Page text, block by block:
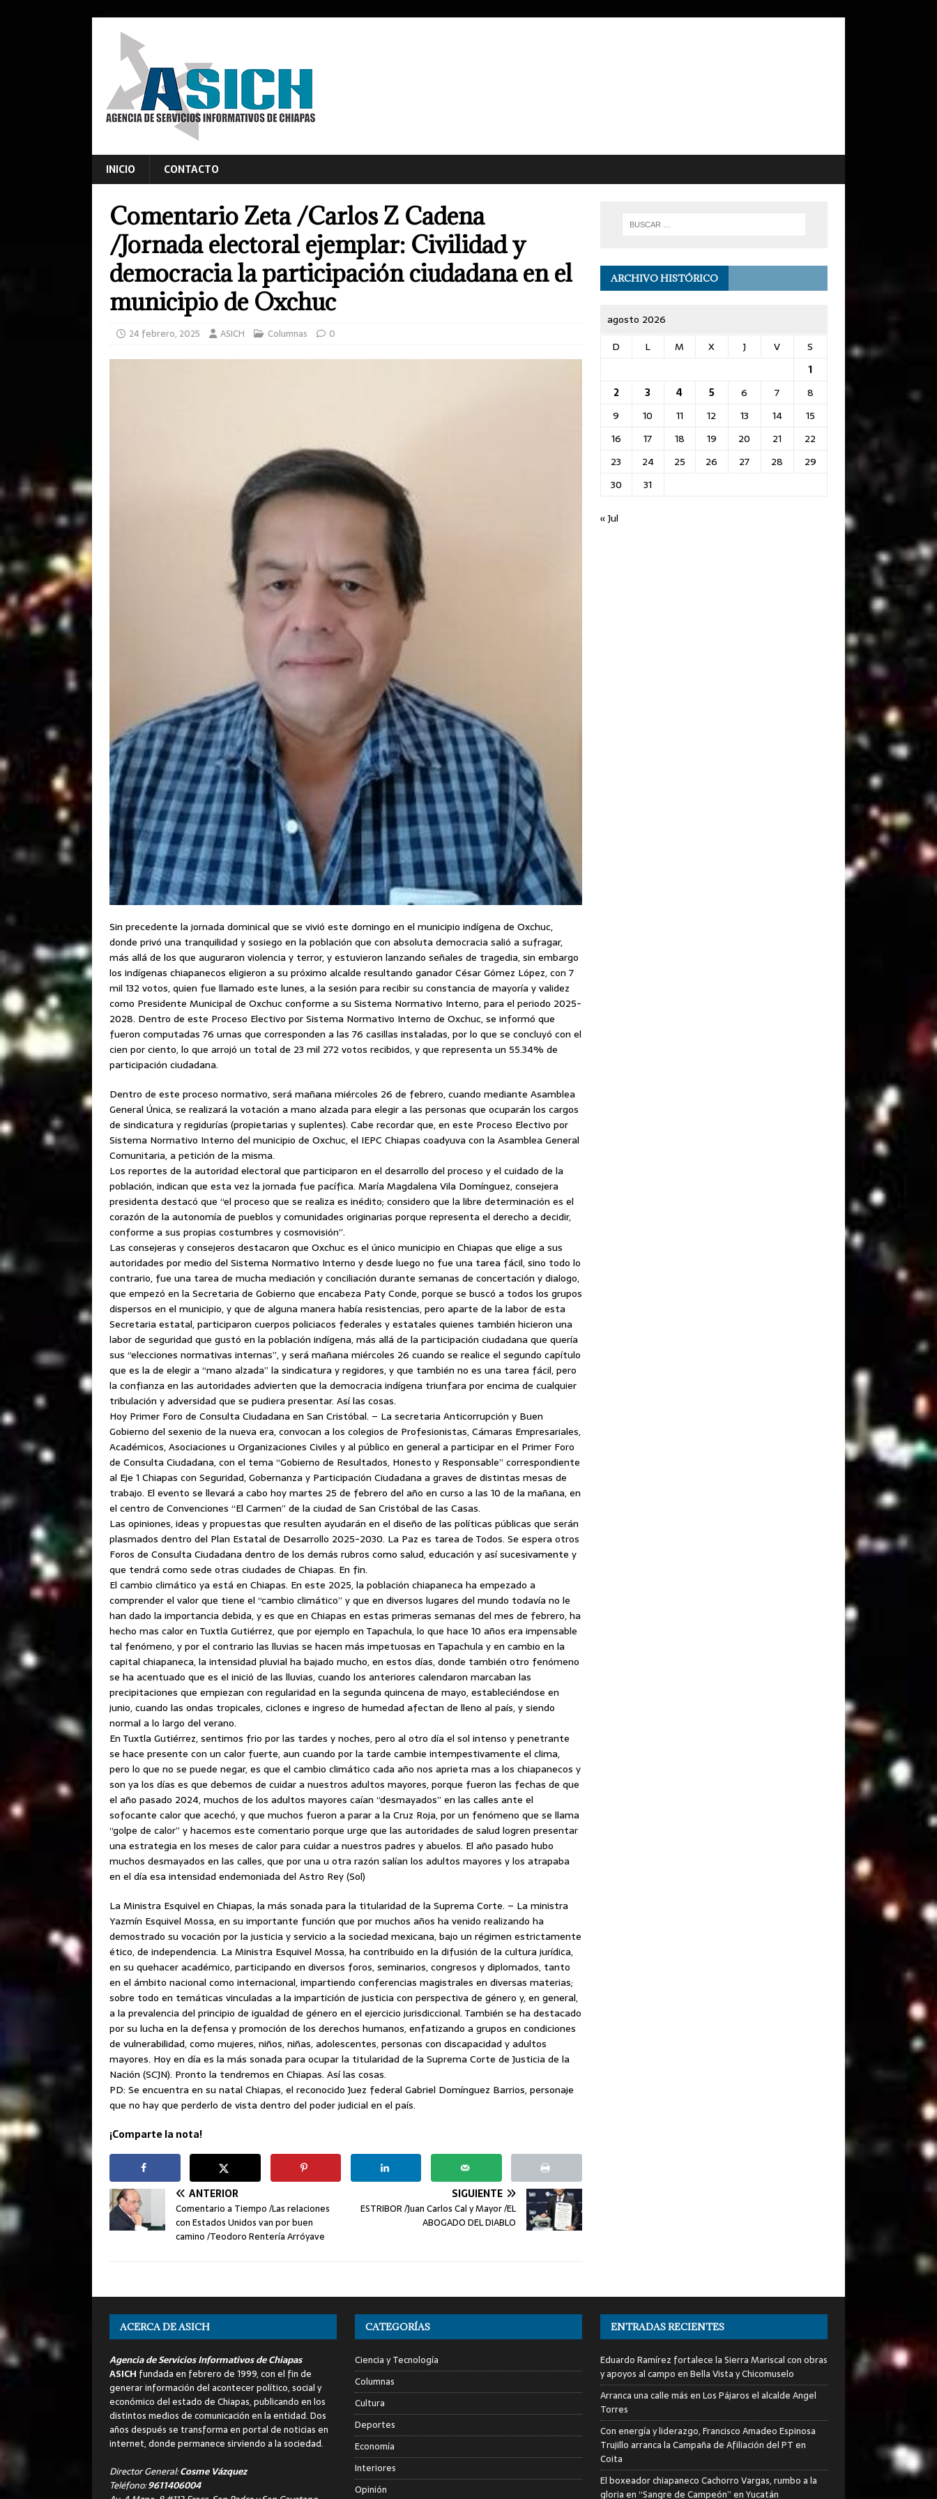
INICIO CONTACTO
Comentario Zeta /Carlos Z Cadena
/Jornada electoral ejemplar: Civilidad y
democracia la participación ciudadana en el
municipio de Oxchuc
24 febrero, 2025 ASICH Columnas 0
Sin precedente la jornada dominical que se vivió este domingo en el municipio indígena de Oxchuc,
donde privó una tranquilidad y sosiego en la población que con absoluta democracia salió a sufragar,
más allá de los que auguraron violencia y terror, y estuvieron lanzando señales de tragedia, sin embargo
los indígenas chiapanecos eligieron a su próximo alcalde resultando ganador César Gómez López, con 7
mil 132 votos, quien fue llamado este lunes, a la sesión para recibir su constancia de mayoría y validez
como Presidente Municipal de Oxchuc conforme a su Sistema Normativo Interno, para el periodo 2025-
2028. Dentro de este Proceso Electivo por Sistema Normativo Interno de Oxchuc, se informó que
fueron computadas 76 urnas que corresponden a las 76 casillas instaladas, por lo que se concluyó con el
cien por ciento, lo que arrojó un total de 23 mil 272 votos recibidos, y que representa un 55.34% de
participación ciudadana.
Dentro de este proceso normativo, será mañana miércoles 26 de febrero, cuando mediante Asamblea
General Única, se realizará la votación a mano alzada para elegir a las personas que ocuparán los cargos
de sindicatura y regidurías (propietarias y suplentes). Cabe recordar que, en este Proceso Electivo por
Sistema Normativo Interno del municipio de Oxchuc, el IEPC Chiapas coadyuva con la Asamblea General
Comunitaria, a petición de la misma.
Los reportes de la autoridad electoral que participaron en el desarrollo del proceso y el cuidado de la
población, indican que esta vez la jornada fue pacífica. María Magdalena Vila Domínguez, consejera
presidenta destacó que “el proceso que se realiza es inédito; considero que la libre determinación es el
corazón de la autonomía de pueblos y comunidades originarias porque representa el derecho a decidir,
conforme a sus propias costumbres y cosmovisión”.
Las consejeras y consejeros destacaron que Oxchuc es el único municipio en Chiapas que elige a sus
autoridades por medio del Sistema Normativo Interno y desde luego no fue una tarea fácil, sino todo lo
contrario, fue una tarea de mucha mediación y conciliación durante semanas de concertación y dialogo,
que empezó en la Secretaria de Gobierno que encabeza Paty Conde, porque se buscó a todos los grupos
dispersos en el municipio, y que de alguna manera había resistencias, pero aparte de la labor de esta
Secretaria estatal, participaron cuerpos policiacos federales y estatales quienes también hicieron una
labor de seguridad que gustó en la población indígena, más allá de la participación ciudadana que quería
sus “elecciones normativas internas”, y será mañana miércoles 26 cuando se realice el segundo capítulo
que es la de elegir a “mano alzada” la sindicatura y regidores, y que también no es una tarea fácil, pero
la confianza en las autoridades advierten que la democracia indígena triunfara por encima de cualquier
tribulación y adversidad que se pudiera presentar. Así las cosas.
Hoy Primer Foro de Consulta Ciudadana en San Cristóbal. – La secretaria Anticorrupción y Buen
Gobierno del sexenio de la nueva era, convocan a los colegios de Profesionistas, Cámaras Empresariales,
Académicos, Asociaciones u Organizaciones Civiles y al público en general a participar en el Primer Foro
de Consulta Ciudadana, con el tema “Gobierno de Resultados, Honesto y Responsable” correspondiente
al Eje 1 Chiapas con Seguridad, Gobernanza y Participación Ciudadana a graves de distintas mesas de
trabajo. El evento se llevará a cabo hoy martes 25 de febrero del año en curso a las 10 de la mañana, en
el centro de Convenciones “El Carmen” de la ciudad de San Cristóbal de las Casas.
Las opiniones, ideas y propuestas que resulten ayudarán en el diseño de las políticas públicas que serán
plasmados dentro del Plan Estatal de Desarrollo 2025-2030. La Paz es tarea de Todos. Se espera otros
Foros de Consulta Ciudadana dentro de los demás rubros como salud, educación y así sucesivamente y
que tendrá como sede otras ciudades de Chiapas. En fin.
El cambio climático ya está en Chiapas. En este 2025, la población chiapaneca ha empezado a
comprender el valor que tiene el “cambio climático” y que en diversos lugares del mundo todavía no le
han dado la importancia debida, y es que en Chiapas en estas primeras semanas del mes de febrero, ha
hecho mas calor en Tuxtla Gutiérrez, que por ejemplo en Tapachula, lo que hace 10 años era impensable
tal fenómeno, y por el contrario las lluvias se hacen más impetuosas en Tapachula y en cambio en la
capital chiapaneca, la intensidad pluvial ha bajado mucho, en estos días, donde también otro fenómeno
se ha acentuado que es el inició de las lluvias, cuando los anteriores calendaron marcaban las
precipitaciones que empiezan con regularidad en la segunda quincena de mayo, estableciéndose en
junio, cuando las ondas tropicales, ciclones e ingreso de humedad afectan de lleno al país, y siendo
normal a lo largo del verano.
En Tuxtla Gutiérrez, sentimos frio por las tardes y noches, pero al otro día el sol intenso y penetrante
se hace presente con un calor fuerte, aun cuando por la tarde cambie intempestivamente el clima,
pero lo que no se puede negar, es que el cambio climático cada año nos aprieta mas a los chiapanecos y
son ya los días es que debemos de cuidar a nuestros adultos mayores, porque fueron las fechas de que
el año pasado 2024, muchos de los adultos mayores caían “desmayados” en las calles ante el
sofocante calor que acechó, y que muchos fueron a parar a la Cruz Roja, por un fenómeno que se llama
“golpe de calor” y hacemos este comentario porque urge que las autoridades de salud logren presentar
una estrategia en los meses de calor para cuidar a nuestros padres y abuelos. El año pasado hubo
muchos desmayados en las calles, que por una u otra razón salían los adultos mayores y los atrapaba
en el día esa intensidad endemoniada del Astro Rey (Sol)
La Ministra Esquivel en Chiapas, la más sonada para la titularidad de la Suprema Corte. – La ministra
Yazmín Esquivel Mossa, en su importante función que por muchos años ha venido realizando ha
demostrado su vocación por la justicia y servicio a la sociedad mexicana, bajo un régimen estrictamente
ético, de independencia. La Ministra Esquivel Mossa, ha contribuido en la difusión de la cultura jurídica,
en su quehacer académico, participando en diversos foros, seminarios, congresos y diplomados, tanto
en el ámbito nacional como internacional, impartiendo conferencias magistrales en diversas materias;
sobre todo en temáticas vinculadas a la impartición de justicia con perspectiva de género y, en general,
a la prevalencia del principio de igualdad de género en el ejercicio jurisdiccional. También se ha destacado
por su lucha en la defensa y promoción de los derechos humanos, enfatizando a grupos en condiciones
de vulnerabilidad, como mujeres, niños, niñas, adolescentes, personas con discapacidad y adultos
mayores. Hoy en día es la más sonada para ocupar la titularidad de la Suprema Corte de Justicia de la
Nación (SCJN). Pronto la tendremos en Chiapas. Así las cosas.
PD: Se encuentra en su natal Chiapas, el reconocido Juez federal Gabriel Domínguez Barrios, personaje
que no hay que perderlo de vista dentro del poder judicial en el país.
¡Comparte la nota!
ANTERIOR
Comentario a Tiempo /Las relaciones
con Estados Unidos van por buen
camino /Teodoro Rentería Arróyave
SIGUIENTE
ESTRIBOR /Juan Carlos Cal y Mayor /EL
ABOGADO DEL DIABLO
ARCHIVO HISTÓRICO
agosto 2026
D
L M X J V
S
1
2
3 4 5 6 7
8
9
10 11 12 13 14
15
16
17 18 19 20 21
22
23
24 25 26 27 28
29
30
31
« Jul
ACERCA DE ASICH
Agencia de Servicios Informativos de Chiapas
ASICH fundada en febrero de 1999, con el fin de
generar información del acontecer político, social y
económico del estado de Chiapas, publicando en los
distintos medios de comunicación en la entidad. Dos
años después se transforma en portal de noticias en
internet, donde permanece sirviendo a la sociedad.
Director General:Cosme Vázquez
Teléfono:9611406004
CATEGORÍAS
Ciencia y Tecnología
Columnas
Cultura
Deportes
Economía
Interiores
Opinión
ENTRADAS RECIENTES
Eduardo Ramírez fortalece la Sierra Mariscal con obras
y apoyos al campo en Bella Vista y Chicomuselo
Arranca una calle más en Los Pájaros el alcalde Angel
Torres
Con energía y liderazgo, Francisco Amadeo Espinosa
Trujillo arranca la Campaña de Afiliación del PT en
Coita
El boxeador chiapaneco Cachorro Vargas, rumbo a la
gloria en “Sangre de Campeón” en Yucatán